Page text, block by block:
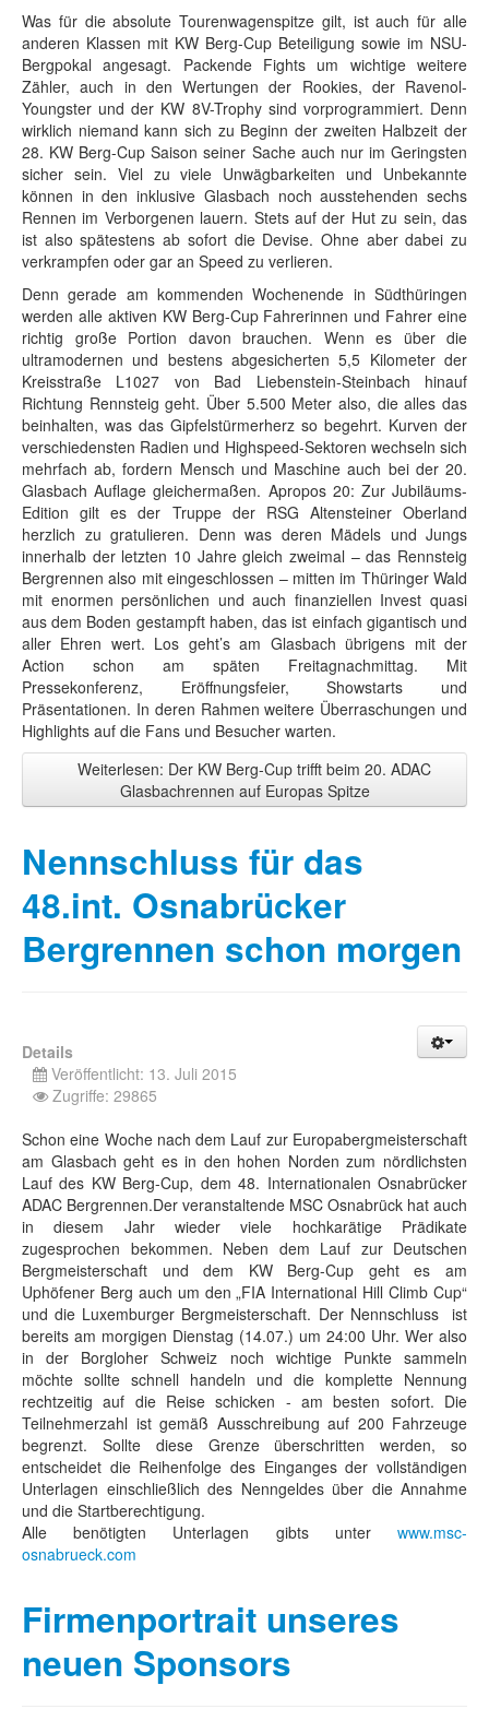
Was für die absolute Tourenwagenspitze gilt, ist auch für alle
anderen Klassen mit KW Berg-Cup Beteiligung sowie im NSU-
Bergpokal angesagt. Packende Fights um wichtige weitere
Zähler, auch in den Wertungen der Rookies, der Ravenol-
Youngster und der KW 8V-Trophy sind vorprogrammiert. Denn
wirklich niemand kann sich zu Beginn der zweiten Halbzeit der
28. KW Berg-Cup Saison seiner Sache auch nur im Geringsten
sicher sein. Viel zu viele Unwägbarkeiten und Unbekannte
können in den inklusive Glasbach noch ausstehenden sechs
Rennen im Verborgenen lauern. Stets auf der Hut zu sein, das
ist also spätestens ab sofort die Devise. Ohne aber dabei zu
verkrampfen oder gar an Speed zu verlieren.
Denn gerade am kommenden Wochenende in Südthüringen
werden alle aktiven KW Berg-Cup Fahrerinnen und Fahrer eine
richtig große Portion davon brauchen. Wenn es über die
ultramodernen und bestens abgesicherten 5,5 Kilometer der
Kreisstraße L1027 von Bad Liebenstein-Steinbach hinauf
Richtung Rennsteig geht. Über 5.500 Meter also, die alles das
beinhalten, was das Gipfelstürmerherz so begehrt. Kurven der
verschiedensten Radien und Highspeed-Sektoren wechseln sich
mehrfach ab, fordern Mensch und Maschine auch bei der 20.
Glasbach Auflage gleichermaßen. Apropos 20: Zur Jubiläums-
Edition gilt es der Truppe der RSG Altensteiner Oberland
herzlich zu gratulieren. Denn was deren Mädels und Jungs
innerhalb der letzten 10 Jahre gleich zweimal – das Rennsteig
Bergrennen also mit eingeschlossen – mitten im Thüringer Wald
mit enormen persönlichen und auch finanziellen Invest quasi
aus dem Boden gestampft haben, das ist einfach gigantisch und
aller Ehren wert. Los geht’s am Glasbach übrigens mit der
Action schon am späten Freitagnachmittag. Mit
Pressekonferenz, Eröffnungsfeier, Showstarts und
Präsentationen. In deren Rahmen weitere Überraschungen und
Highlights auf die Fans und Besucher warten.
Weiterlesen: Der KW Berg-Cup trifft beim 20. ADAC
Glasbachrennen auf Europas Spitze
Nennschluss für das
48.int. Osnabrücker
Bergrennen schon morgen
Details
Veröffentlicht: 13. Juli 2015
Zugriffe: 29865
Schon eine Woche nach dem Lauf zur Europabergmeisterschaft
am Glasbach geht es in den hohen Norden zum nördlichsten
Lauf des KW Berg-Cup, dem 48. Internationalen Osnabrücker
ADAC Bergrennen.Der veranstaltende MSC Osnabrück hat auch
in diesem Jahr wieder viele hochkarätige Prädikate
zugesprochen bekommen. Neben dem Lauf zur Deutschen
Bergmeisterschaft und dem KW Berg-Cup geht es am
Uphöfener Berg auch um den „FIA International Hill Climb Cup“
und die Luxemburger Bergmeisterschaft. Der Nennschluss ist
bereits am morgigen Dienstag (14.07.) um 24:00 Uhr. Wer also
in der Borgloher Schweiz noch wichtige Punkte sammeln
möchte sollte schnell handeln und die komplette Nennung
rechtzeitig auf die Reise schicken - am besten sofort. Die
Teilnehmerzahl ist gemäß Ausschreibung auf 200 Fahrzeuge
begrenzt. Sollte diese Grenze überschritten werden, so
entscheidet die Reihenfolge des Einganges der vollständigen
Unterlagen einschließlich des Nenngeldes über die Annahme
und die Startberechtigung.
Alle benötigten Unterlagen gibts unter www.msc-
osnabrueck.com
Firmenportrait unseres
neuen Sponsors